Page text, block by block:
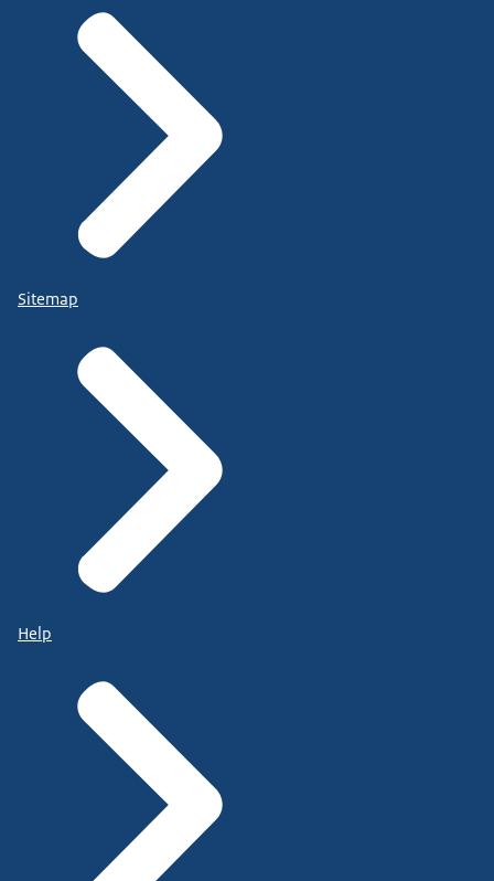
Sitemap
Help